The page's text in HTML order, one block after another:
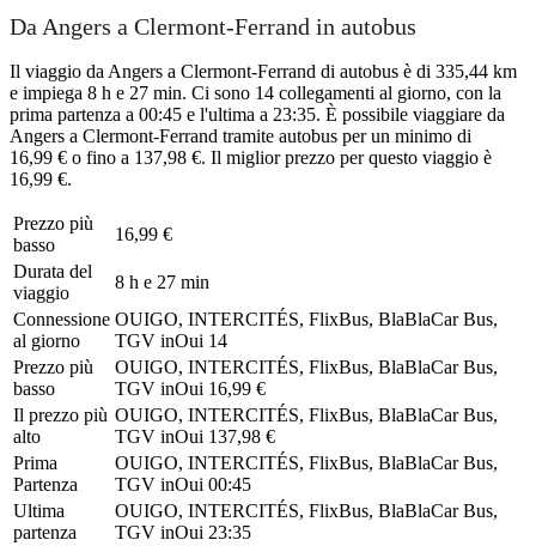
Da Angers a Clermont-Ferrand in autobus
Il viaggio da Angers a Clermont-Ferrand di autobus è di 335,44 km
e impiega 8 h e 27 min. Ci sono 14 collegamenti al giorno, con la
prima partenza a 00:45 e l'ultima a 23:35. È possibile viaggiare da
Angers a Clermont-Ferrand tramite autobus per un minimo di
16,99 € o fino a 137,98 €. Il miglior prezzo per questo viaggio è
16,99 €.
Prezzo più
basso
16,99 €
Durata del
viaggio
8 h e 27 min
Connessione
al giorno
OUIGO, INTERCITÉS, FlixBus, BlaBlaCar Bus,
TGV inOui 14
Prezzo più
basso
OUIGO, INTERCITÉS, FlixBus, BlaBlaCar Bus,
TGV inOui 16,99 €
Il prezzo più
alto
OUIGO, INTERCITÉS, FlixBus, BlaBlaCar Bus,
TGV inOui 137,98 €
Prima
Partenza
OUIGO, INTERCITÉS, FlixBus, BlaBlaCar Bus,
TGV inOui 00:45
Ultima
partenza
OUIGO, INTERCITÉS, FlixBus, BlaBlaCar Bus,
TGV inOui 23:35